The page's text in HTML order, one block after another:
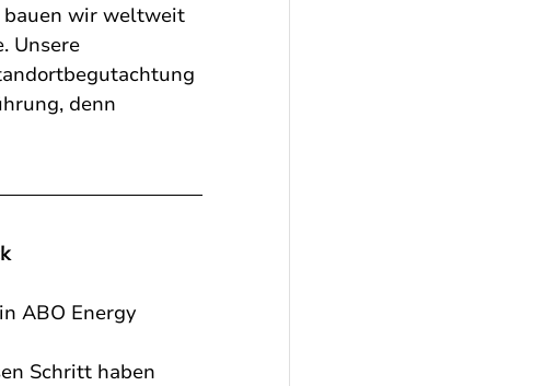
bauen wir weltweit
Unsere
denn
ABO Energy
Schritt haben